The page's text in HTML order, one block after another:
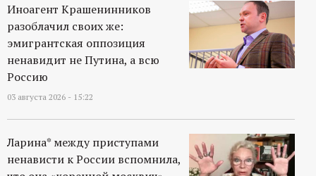
Иноагент Крашенинников
разоблачил своих же:
эмигрантская оппозиция
ненавидит не Путина, а всю
Россию
03 августа 2026 - 15:22
Ларина* между приступами
ненависти к России вспомнила,